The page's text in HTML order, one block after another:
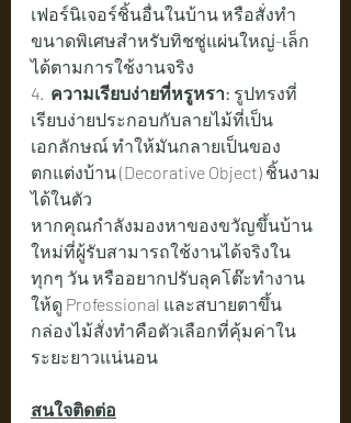
เฟอร์นิเจอร์ชิ้นอื่นในบ้าน หรือสั่งทำ
ขนาดพิเศษสำหรับทิชชู่แผ่นใหญ่-เล็ก
ได้ตามการใช้งานจริง
4. ความเรียบง่ายที่หรูหรา: รูปทรงที่
เรียบง่ายประกอบกับลายไม้ที่เป็น
เอกลักษณ์ ทำให้มันกลายเป็นของ
ตกแต่งบ้าน (Decorative Object) ชิ้นงาม
ได้ในตัว
หากคุณกำลังมองหาของขวัญขึ้นบ้าน
ใหม่ที่ผู้รับสามารถใช้งานได้จริงใน
ทุกๆ วัน หรืออยากปรับลุคโต๊ะทำงาน
ให้ดู Professional และสบายตาขึ้น
กล่องไม้สั่งทำคือตัวเลือกที่คุ้มค่าใน
ระยะยาวแน่นอน
สนใจติดต่อ